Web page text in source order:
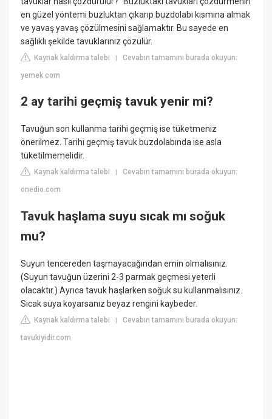
en güzel yöntemi buzluktan çıkarıp buzdolabı kısmına almak
ve yavaş yavaş çözülmesini sağlamaktır. Bu sayede en
sağlıklı şekilde tavuklarınız çözülür.
Kaynak kaldırma talebi |Cevabın tamamını burada okuyun:
yemek.com
2 ay tarihi geçmiş tavuk yenir mi?
Tavuğun son kullanma tarihi geçmiş ise tüketmeniz
önerilmez. Tarihi geçmiş tavuk buzdolabında ise asla
tüketilmemelidir.
Kaynak kaldırma talebi |Cevabın tamamını burada okuyun:
onedio.com
Tavuk haşlama suyu sıcak mı soğuk
mu?
Suyun tencereden taşmayacağından emin olmalısınız.
(Suyun tavuğun üzerini 2-3 parmak geçmesi yeterli
olacaktır.) Ayrıca tavuk haşlarken soğuk su kullanmalısınız.
Sıcak suya koyarsanız beyaz rengini kaybeder.
Kaynak kaldırma talebi |Cevabın tamamını burada okuyun:
tavukiyidir.com